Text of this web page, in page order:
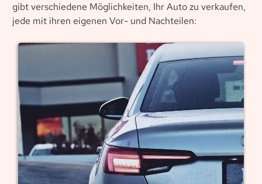
gibt verschiedene Möglichkeiten, Ihr Auto zu verkaufen,
jede mit ihren eigenen Vor- und Nachteilen: